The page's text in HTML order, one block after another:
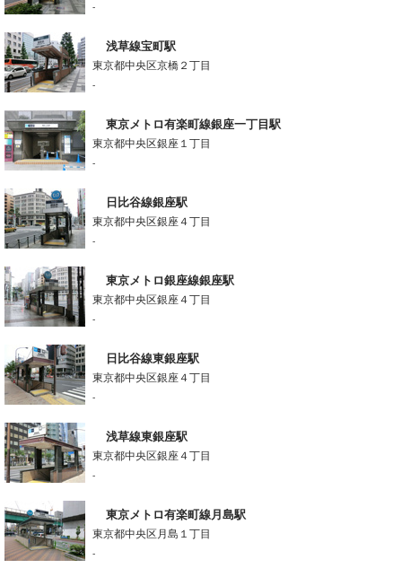
-
浅草線宝町駅
東京都中央区京橋２丁目
-
東京メトロ有楽町線銀座一丁目駅
東京都中央区銀座１丁目
-
日比谷線銀座駅
東京都中央区銀座４丁目
-
東京メトロ銀座線銀座駅
東京都中央区銀座４丁目
-
日比谷線東銀座駅
東京都中央区銀座４丁目
-
浅草線東銀座駅
東京都中央区銀座４丁目
-
東京メトロ有楽町線月島駅
東京都中央区月島１丁目
-